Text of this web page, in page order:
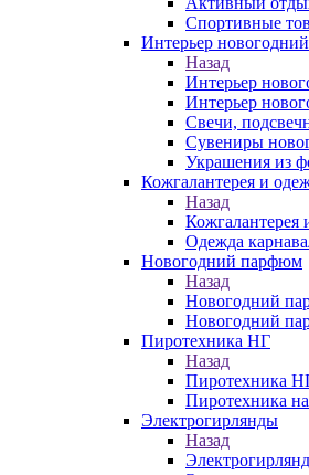
Спортивные
Интерьер новогодний
Назад
Интерьер
Интерьер
Свечи,
Сувениры
Украшения из
Кожгалантерея и
Назад
Кожгалантерея
Одежда
Новогодний парфюм
Назад
Новогодний
Новогодний
Пиротехника НГ
Назад
Пиротехника
Пиротехника
Электрогирлянды
Назад